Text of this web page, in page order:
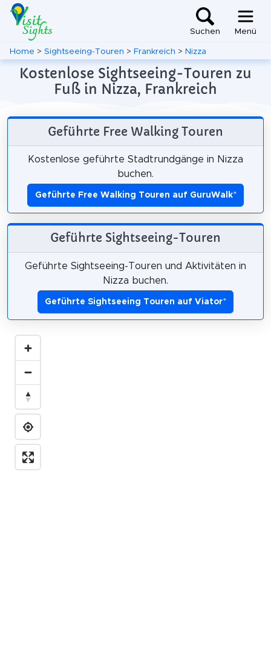
Suchen Menü
Home > Sightseeing-Touren > Frankreich > Nizza
Kostenlose Sightseeing-Touren zu
Fuß in Nizza, Frankreich
Geführte Free Walking Touren
Kostenlose geführte Stadtrundgänge in Nizza
buchen.
Geführte Free Walking Touren auf GuruWalk*
Geführte Sightseeing-Touren
Geführte Sightseeing-Touren und Aktivitäten in
Nizza buchen.
Geführte Sightseeing Touren auf Viator*